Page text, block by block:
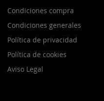
Condiciones compra
Condiciones generales
Política de privacidad
Política de cookies
Aviso Legal